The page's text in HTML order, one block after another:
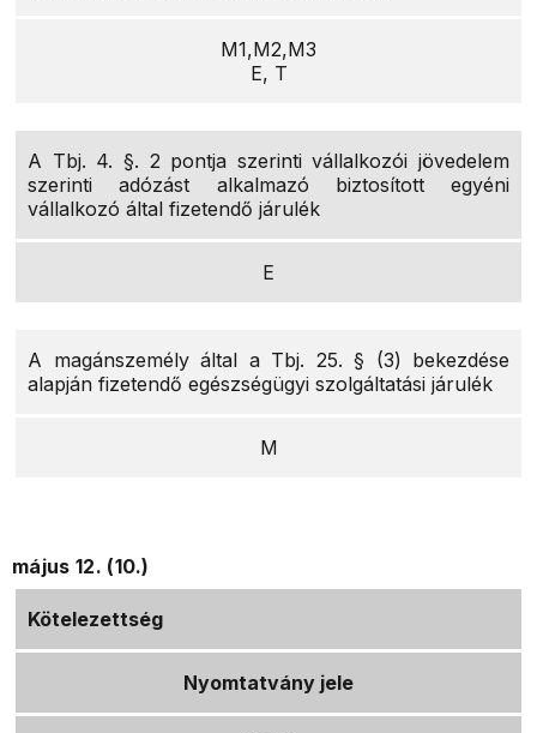
M1,M2,M3
E, T
A Tbj. 4. §. 2 pontja szerinti vállalkozói jövedelem
szerinti adózást alkalmazó biztosított egyéni
vállalkozó által fizetendő járulék
E
A magánszemély által a Tbj. 25. § (3) bekezdése
alapján fizetendő egészségügyi szolgáltatási járulék
M
május 12. (10.)
Kötelezettség
Nyomtatvány jele